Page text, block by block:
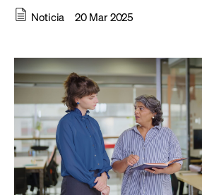
Noticia 20 Mar 2025